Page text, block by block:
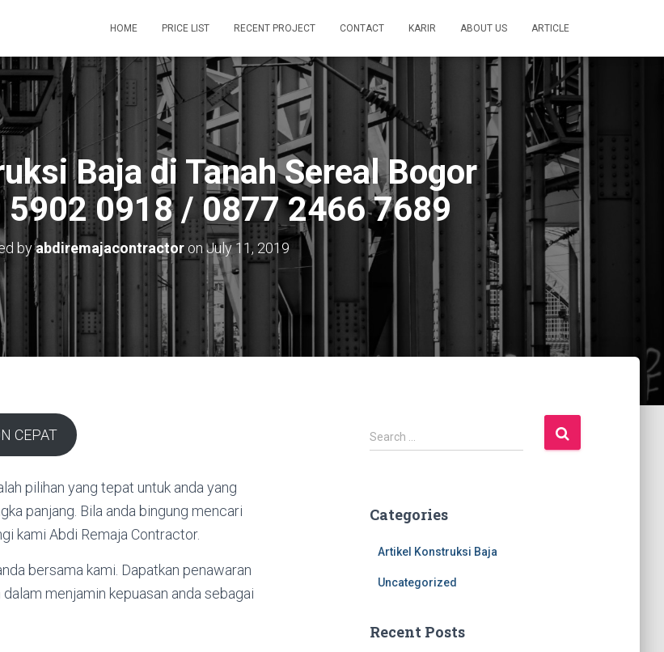
HOME PRICE LIST RECENT PROJECT CONTACT KARIR ABOUT US ARTICLE
Baja di Tanah Sereal Bogor
5902 0918 / 0877 2466 7689
byabdiremajacontractor onJuly 11, 2019
CEPAT
pilihan yang tepat untuk anda yang
panjang. Bila anda bingung mencari
kami Abdi Remaja Contractor.
bersama kami. Dapatkan penawaran
menjamin kepuasan anda sebagai
S
e
h
Search …
Categories
Artikel Konstruksi Baja
Uncategorized
Recent Posts